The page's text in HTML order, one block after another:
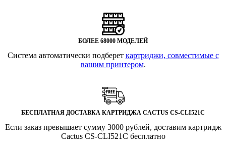
БОЛЕЕ 68000 МОДЕЛЕЙ
Система автоматически подберет картриджи, совместимые с
вашим принтером.
БЕСПЛАТНАЯ ДОСТАВКА КАРТРИДЖА CACTUS CS-CLI521C
Если заказ превышает сумму 3000 рублей, доставим картридж
Cactus CS-CLI521C бесплатно